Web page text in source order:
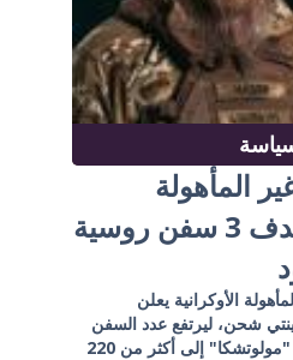
المأهولة
الأوكرانية تستهدف 3 سفن روسية
الأوكرانية يعلن
شحن، ليرتفع عدد السفن
إلى أكثر من 220